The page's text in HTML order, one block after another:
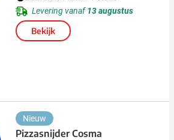
Levering vanaf13 augustus
Bekijk
Nieuw
Pizzasnijder Cosma